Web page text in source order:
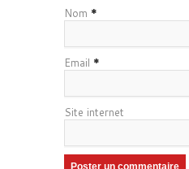
Nom *
Email *
Site internet